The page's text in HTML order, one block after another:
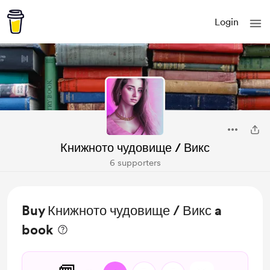
Login
Книжното чудовище / Викс
6 supporters
Buy Книжното чудовище / Викс a
book